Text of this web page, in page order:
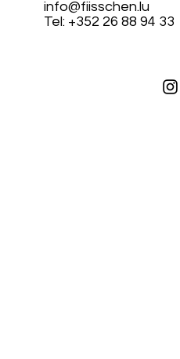
info@fiisschen.lu
Tel: +352 26 88 94 33